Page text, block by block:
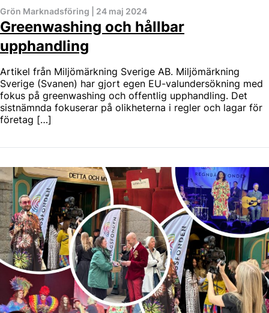
Grön Marknadsföring 24 maj 2024
Greenwashing och hållbar
upphandling
Artikel från Miljömärkning Sverige AB. Miljömärkning
Sverige (Svanen) har gjort egen EU-valundersökning med
fokus på greenwashing och offentlig upphandling. Det
sistnämnda fokuserar på olikheterna i regler och lagar för
företag […]